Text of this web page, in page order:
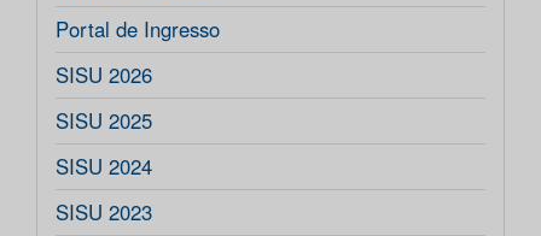
Portal de Ingresso
SISU 2026
SISU 2025
SISU 2024
SISU 2023